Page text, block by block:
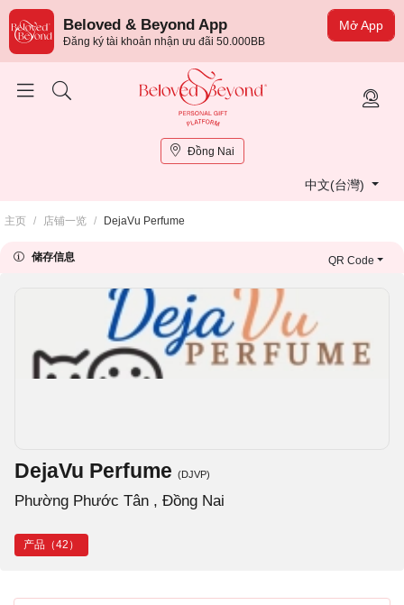
Mở App
Beloved & Beyond App
Đăng ký tài khoản nhận ưu đãi 50.000BB
Đồng Nai
中文(台灣)
主页 / 店铺一览 / DejaVu Perfume
储存信息 QR Code
DejaVu Perfume (DJVP)
Phường Phước Tân , Đồng Nai
产品（42）